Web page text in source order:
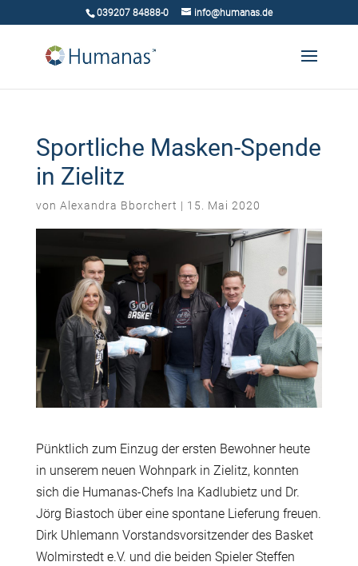
039207 84888-0 info@humanas.de
Sportliche Masken-Spende
in Zielitz
von Alexandra Bborchert | 15. Mai 2020
Pünktlich zum Einzug der ersten Bewohner heute
in unserem neuen Wohnpark in Zielitz, konnten
sich die Humanas-Chefs Ina Kadlubietz und Dr.
Jörg Biastoch über eine spontane Lieferung freuen.
Dirk Uhlemann Vorstandsvorsitzender des Basket
Wolmirstedt e.V. und die beiden Spieler Steffen